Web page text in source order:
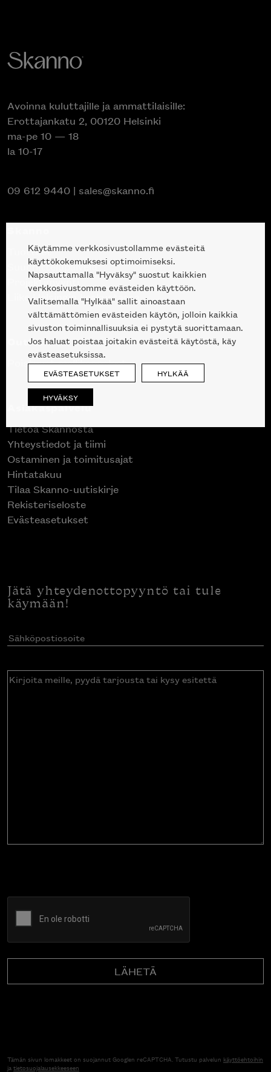
Avoinna kuluttajille ja ammattilaisille:
Erottajankatu 2, 00120 Helsinki
ma-pe 10 — 18
la 10-17
09 612 9440 | sales@skanno.fi
Tuotteet
Suunnittelupalvelu
Projektimyynti
Liike Helsingin keskustassa
Outlet
Poistuvat mallikappaleet
Asiakaspalvelu
Tietoa Skannosta
Yhteystiedot ja tiimi
Ostaminen ja toimitusajat
Hintatakuu
Tilaa Skanno-uutiskirje
Rekisteriseloste
Evästeasetukset
Jätä yhteydenottopyyntö tai tule
käymään!
Sähköpostiosoite(Pakollinen)
Kirjoita
Tämän sivun lomakkeet on suojannut Googlen reCAPTCHA. Tutustu palvelun käyttöehtoihin
jatietosuojalausekkeeseen
Käytämme verkkosivustollamme evästeitä
käyttökokemuksesi optimoimiseksi.
Napsauttamalla "Hyväksy" suostut kaikkien
verkkosivustomme evästeiden käyttöön.
Valitsemalla "Hylkää" sallit ainoastaan
välttämättömien evästeiden käytön, jolloin kaikkia
sivuston toiminnallisuuksia ei pystytä suorittamaan.
Jos haluat poistaa joitakin evästeitä käytöstä, käy
evästeasetuksissa.
EVÄSTEASETUKSET HYLKÄÄ
HYVÄKSY